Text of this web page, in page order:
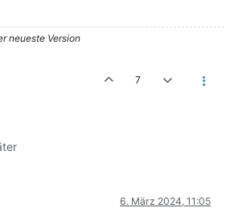
neueste Version
7
6. März 2024, 11:05